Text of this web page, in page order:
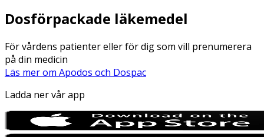
Dosförpackade läkemedel
För vårdens patienter eller för dig som vill prenumerera
på din medicin
Läs mer om Apodos och Dospac
Ladda ner vår app